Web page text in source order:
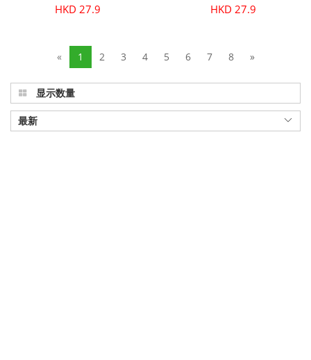
HKD 27.9 HKD 27.9
« 1 2 3 4 5 6 7 8 »
显示数量
最新